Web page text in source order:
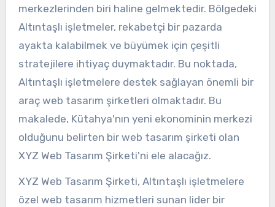
merkezlerinden biri haline gelmektedir. Bölgedeki
Altıntaşlı işletmeler, rekabetçi bir pazarda
ayakta kalabilmek ve büyümek için çeşitli
stratejilere ihtiyaç duymaktadır. Bu noktada,
Altıntaşlı işletmelere destek sağlayan önemli bir
araç web tasarım şirketleri olmaktadır. Bu
makalede, Kütahya'nın yeni ekonominin merkezi
olduğunu belirten bir web tasarım şirketi olan
XYZ Web Tasarım Şirketi'ni ele alacağız.
XYZ Web Tasarım Şirketi, Altıntaşlı işletmelere
özel web tasarım hizmetleri sunan lider bir